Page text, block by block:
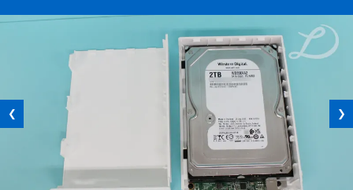
データ復旧事例
お客様の声
会社案内
❮ ❯